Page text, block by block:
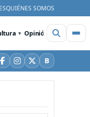
QUIÉNES SOMOS
Opinión Videos
Facebook
Instagram
X BBluesky